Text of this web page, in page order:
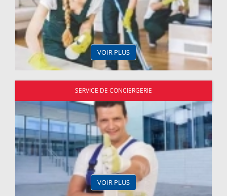
VOIR PLUS
SERVICE DE CONCIERGERIE
VOIR PLUS